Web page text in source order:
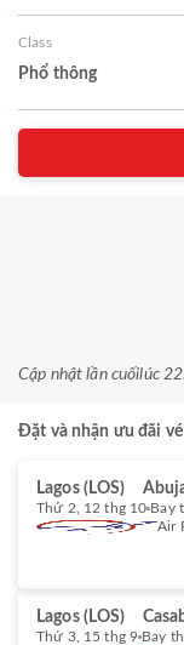
Class
Phổ thông
Cập nhật lần cuốilúc
Đặt và nhận ưu đãi
Lagos (LOS)
Thứ 2, 12 thg 10 Bay
Air
Lagos (LOS)
Thứ 3, 15 thg 9 Bay